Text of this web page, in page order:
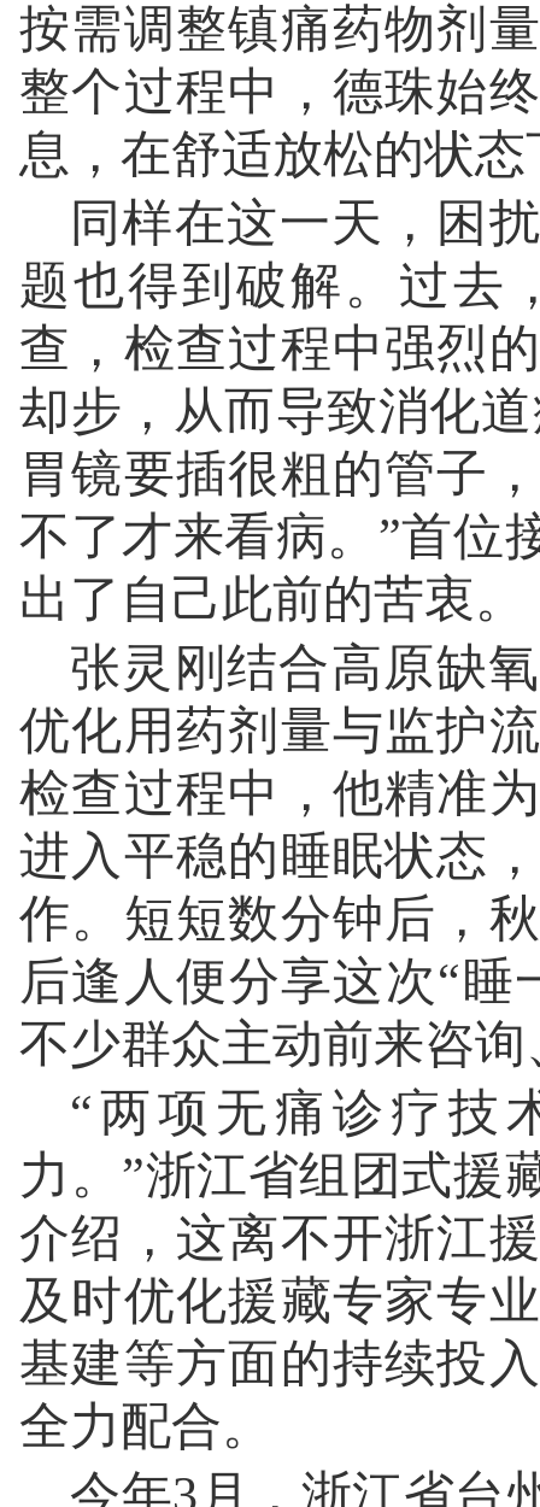
按需调整镇痛药物剂
整个过程中，德珠始
息，在舒适放松的状
同样在这一天，困
题也得到破解。过去
查，检查过程中强烈
却步，从而导致消化
胃镜要插很粗的管子
不了才来看病。”首位
出了自己此前的苦衷。
张灵刚结合高原缺
优化用药剂量与监护
检查过程中，他精准
进入平稳的睡眠状态
作。短短数分钟后，
后逢人便分享这次“
不少群众主动前来咨
“两项无痛诊疗技
力。”浙江省组团式援
介绍，这离不开浙江
及时优化援藏专家专
基建等方面的持续投
全力配合。
今年3月，浙江省台